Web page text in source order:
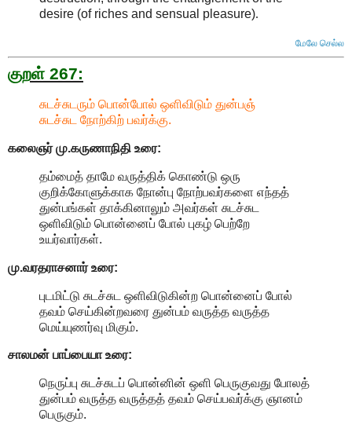
desire (of riches and sensual pleasure).
மேலே செல்ல
குறள் 267:
சுடச்சுடரும் பொன்போல் ஒளிவிடும் துன்பஞ்
சுடச்சுட நோற்கிற் பவர்க்கு.
கலைஞர் மு.கருணாநிதி உரை:
தம்மைத் தாமே வருத்திக் கொண்டு ஒரு
குறிக்கோளுக்காக நோன்பு நோற்பவர்களை எந்தத்
துன்பங்கள் தாக்கினாலும் அவர்கள் சுடச்சுட
ஒளிவிடும் பொன்னைப் போல் புகழ் பெற்றே
உயர்வார்கள்.
மு.வரதராசனார் உரை:
புடமிட்டு சுடச்சுட ஒளிவிடுகின்ற பொன்னைப் போல்
தவம் செய்கின்றவரை துன்பம் வருத்த வருத்த
மெய்யுணர்வு மிகும்.
சாலமன் பாப்பையா உரை:
நெருப்பு சுடச்சுடப் பொன்னின் ஒளி பெருகுவது போலத்
துன்பம் வருத்த வருத்தத் தவம் செய்பவர்க்கு ஞானம்
பெருகும்.